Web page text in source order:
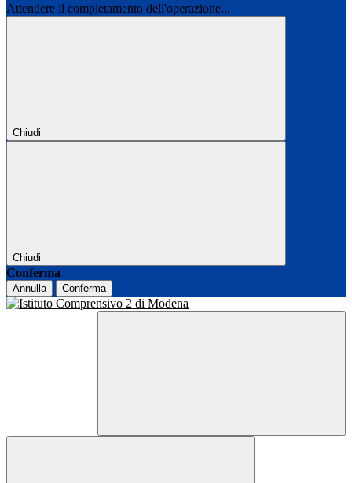
Attendere il completamento dell'operazione...
Chiudi
Chiudi
Conferma
Annulla Conferma